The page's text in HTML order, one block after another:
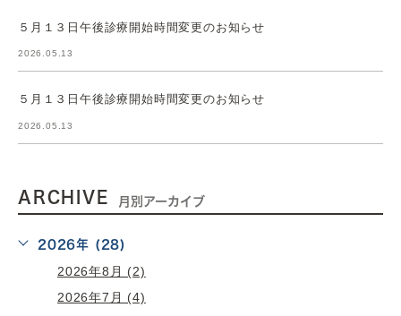
５月１３日午後診療開始時間変更のお知らせ
2026.05.13
５月１３日午後診療開始時間変更のお知らせ
2026.05.13
ARCHIVE 月別アーカイブ
2026年 (28)
2026年8月 (2)
2026年7月 (4)